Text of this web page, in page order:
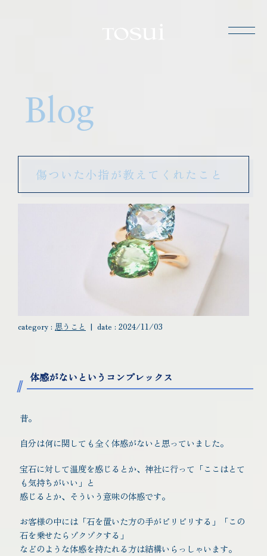
Blog
傷ついた小指が教えてくれたこと
category : 思うこと | date : 2024/11/03
体感がないというコンプレックス
昔。
自分は何に関しても全く体感がないと思っていました。
宝石に対して温度を感じるとか、神社に行って「ここはとて
も気持ちがいい」と
感じるとか、そういう意味の体感です。
お客様の中には「石を置いた方の手がビリビリする」「この
石を乗せたらゾクゾクする」
などのような体感を持たれる方は結構いらっしゃいます。